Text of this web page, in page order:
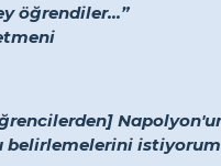
öğrendiler...”
belirlemelerini